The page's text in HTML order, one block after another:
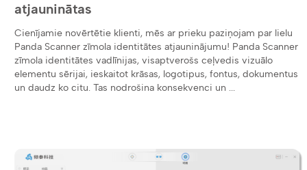
atjauninātas
Cienījamie novērtētie klienti, mēs ar prieku paziņojam par lielu
Panda Scanner zīmola identitātes atjauninājumu! Panda Scanner
zīmola identitātes vadlīnijas, visaptverošs ceļvedis vizuālo
elementu sērijai, ieskaitot krāsas, logotipus, fontus, dokumentus
un daudz ko citu. Tas nodrošina konsekvenci un ...